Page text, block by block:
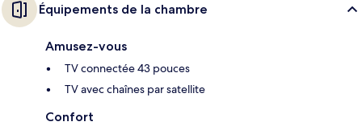
Équipements de la chambre
Amusez-vous
TV connectée 43 pouces
TV avec chaînes par satellite
Confort